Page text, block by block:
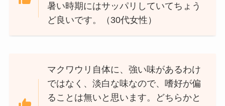
暑い時期にはサッパリしていてちょう
ど良いです。（30代女性）
マクワウリ自体に、強い味があるわけ
ではなく、淡白な味なので、嗜好が偏
ることは無いと思います。どちらかと